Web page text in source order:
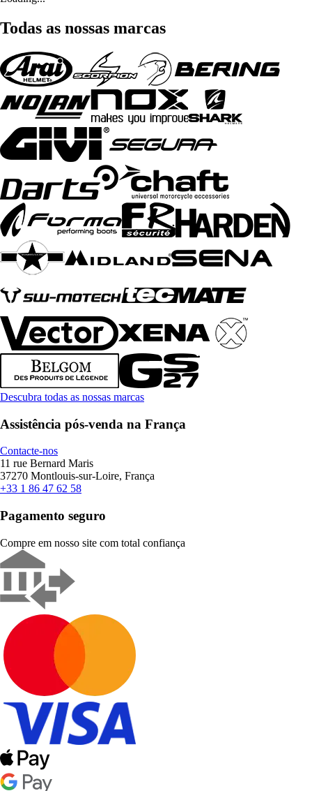
Todas as nossas marcas
Descubra todas as nossas marcas
Assistência pós-venda na França
Contacte-nos
11 rue Bernard Maris
37270 Montlouis-sur-Loire, França
+33 1 86 47 62 58
Pagamento seguro
Compre em nosso site com total confiança